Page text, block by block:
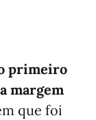
primeiro
margem
que foi